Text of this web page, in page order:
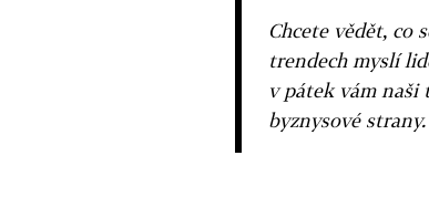
Chcete vědět, co
trendech myslí
v pátek vám
byznysové strany.